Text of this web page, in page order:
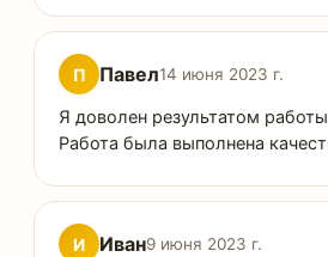
П Павел14 июня 2023 г.
Я доволен результатом
Работа была выполнена
И Иван9 июня 2023 г.